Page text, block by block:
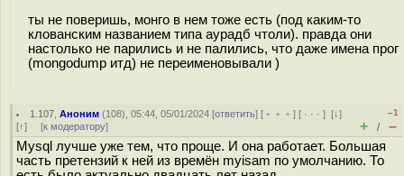
ты не поверишь, монго в нем тоже есть (под каким-то
клованским названием типа аурадб чтоли). правда они
настолько не парились и не палились, что даже имена прог
(mongodump итд) не переименовывали )
1.107 ,Аноним (108), 05:44, 05/01/2024 [ответить] [ ﹢﹢﹢] [ · · ·][↓]
[↑] [к модератору]
–1
+ / –
Mysql лучше уже тем, что проще. И она работает. Большая
часть претензий к ней из времён myisam по умолчанию. То